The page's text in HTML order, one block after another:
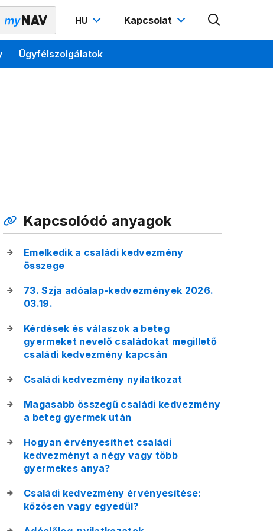
HU Kapcsolat
Ügyfélszolgálatok
Kapcsolódó anyagok
Emelkedik a családi kedvezmény
összege
73. Szja adóalap-kedvezmények 2026.
03.19.
Kérdések és válaszok a beteg
gyermeket nevelő családokat megillető
családi kedvezmény kapcsán
Családi kedvezmény nyilatkozat
Magasabb összegű családi kedvezmény
a beteg gyermek után
Hogyan érvényesíthet családi
kedvezményt a négy vagy több
gyermekes anya?
Családi kedvezmény érvényesítése:
közösen vagy egyedül?